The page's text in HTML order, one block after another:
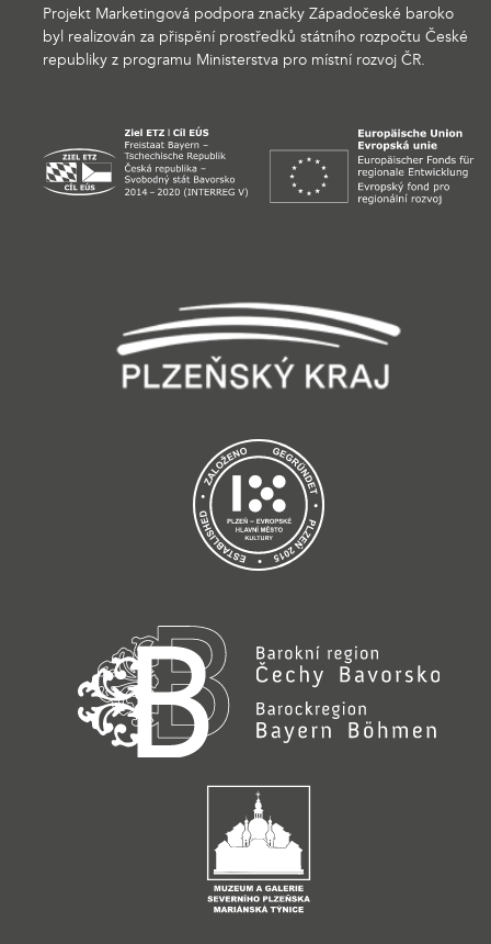
Projekt Marketingová podpora značky Západočeské baroko
byl realizován za přispění prostředků státního rozpočtu České
republiky z programu Ministerstva pro místní rozvoj ČR.